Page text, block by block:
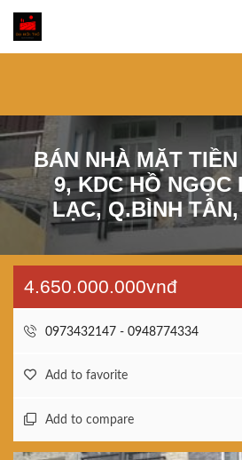
BÁN NHÀ MẶT
9, KDC HỒ NGỌC
LẠC, Q.BÌNH
4.650.000.000vnđ
0973432147 - 0948774334
Add to favorite
Add to compare